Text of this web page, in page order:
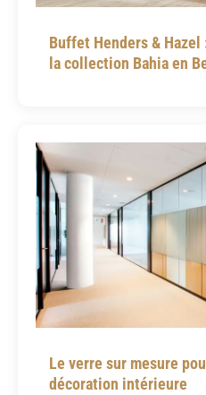
Buffet Henders &
la collection Bahia en
Le verre sur mesure
décoration intérieure